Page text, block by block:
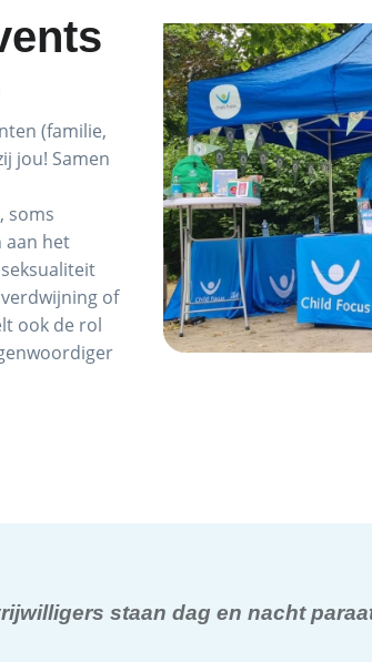
(familie,
jou! Samen
soms
aan het
of
ook de rol
staan dag en nacht